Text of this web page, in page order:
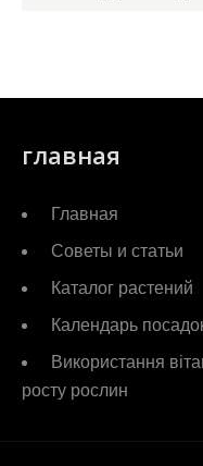
главная
Главная
Советы и статьи
Каталог растений
Календарь
Використання
росту рослин